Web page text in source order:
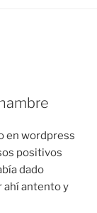
en wordpress
positivos
dado
ahí antento y